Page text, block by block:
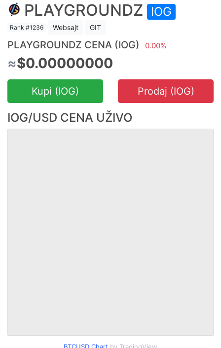
PLAYGROUNDZ IOG
Rank #1236 Websajt GIT
PLAYGROUNDZ CENA (IOG) 0.00%
≈$0.00000000
Kupi (IOG) Prodaj (IOG)
IOG/USD CENA UŽIVO